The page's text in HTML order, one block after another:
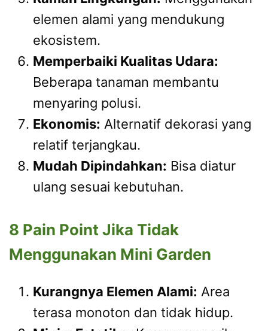
elemen alami yang mendukung
ekosistem.
Memperbaiki Kualitas Udara:
Beberapa tanaman membantu
menyaring polusi.
Ekonomis: Alternatif dekorasi yang
relatif terjangkau.
Mudah Dipindahkan: Bisa diatur
ulang sesuai kebutuhan.
8 Pain Point Jika Tidak
Menggunakan Mini Garden
Kurangnya Elemen Alami: Area
terasa monoton dan tidak hidup.